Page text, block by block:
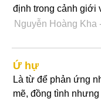
định trong cảnh giới
Nguyễn Hoàng Kha
Ứ hự
Là từ để phản ứng
mẽ, đồng tình